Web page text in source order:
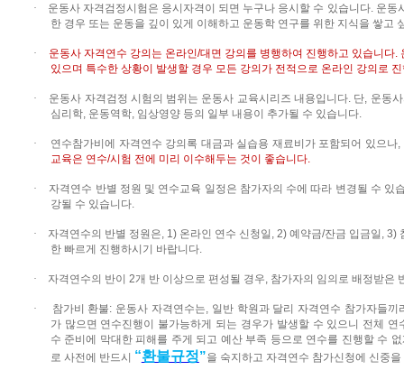
· 운동사 자격검정시험은 응시자격이 되면 누구나 응시할 수 있습니다. 운동
한 경우 또는 운동을 깊이 있게 이해하고 운동학 연구를 위한 지식을 쌓고
· 운동사 자격연수 강의는 온라인/대면 강의를 병행하여 진행하고 있습니다
있으며 특수한 상황이 발생할 경우 모든 강의가 전적으로 온라인 강의로
· 운동사 자격검정 시험의 범위는 운동사 교육시리즈 내용입니다. 단 운동
심리학, 운동역학, 임상영양 등의 일부 내용이 추가될 수 있습니다.
· 연수참가비에 자격연수 강의록 대금과 실습용 재료비가 포함되어 있으나
교육은 연수/시험 전에 미리 이수해두는 것이 좋습니다.
·
자격연수 반별 정원 및 연수교육 일정은 참가자의 수에 따라 변경될 수 있
강될 수 있습니다.
· 자격연수의 반별 정원은 , 1) 온라인 연수 신청일 , 2)예약금/잔금 입금일 , 3)
한 빠르게 진행하시기 바랍니다.
· 자격연수의 반이 2개 반 이상으로 편성될 경우 참가자의 임의로 배정받은
· 참가비 환불: 운동사 자격연수는 일반 학원과 달리 자격연수 참가자들끼
가 많으면 연수진행이 불가능하게 되는 경우가 발생할 수 있으니 전체 연
수 준비에 막대한 피해를 주게 되고 예산 부족 등으로 연수를 진행할 수
로 사전에 반드시 “환불규정”을 숙지하고 자격연수 참가신청에 신중을